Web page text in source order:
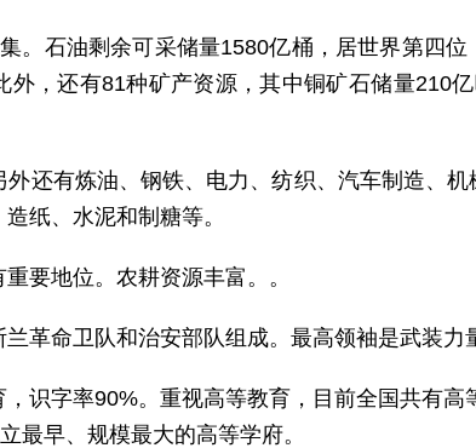
。石油剩余可采储量1580亿桶，居世界第四位
，还有81种矿产资源，其中铜矿石储量210
还有炼油、钢铁、电力、纺织、汽车制造、机
纸、水泥和制糖等。
要地位。农耕资源丰富。。
革命卫队和治安部队组成。最高领袖是武装力
识字率90%。重视高等教育，目前全国共有高
最早、规模最大的高等学府。